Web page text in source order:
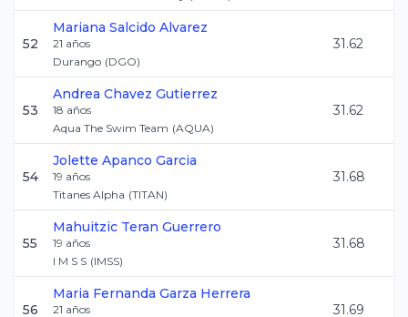
52
Mariana Salcido Alvarez
21 años
Durango (DGO)
31.62
53
Andrea Chavez Gutierrez
18 años
Aqua The Swim Team (AQUA)
31.62
54
Jolette Apanco Garcia
19 años
Titanes Alpha (TITAN)
31.68
55
Mahuitzic Teran Guerrero
19 años
I M S S (IMSS)
31.68
56
Maria Fernanda Garza Herrera
21 años
31.69